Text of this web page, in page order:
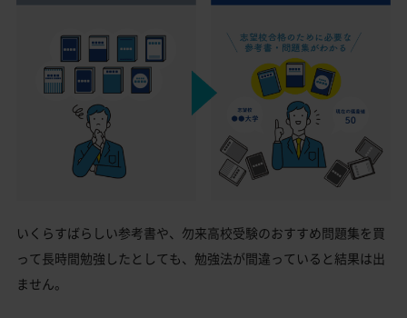
いくらすばらしい参考書や、勿来高校受験のおすすめ問題集を買
って長時間勉強したとしても、勉強法が間違っていると結果は出
ません。